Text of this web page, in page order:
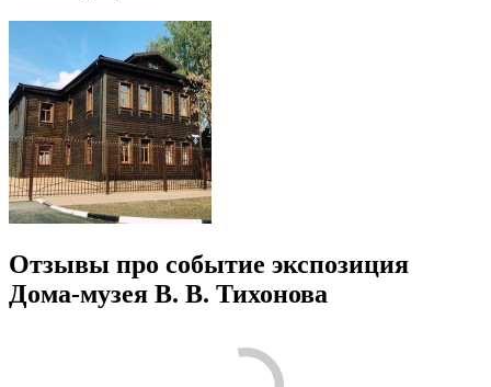
Отзывы про событие экспозиция
Дома-музея В. В. Тихонова